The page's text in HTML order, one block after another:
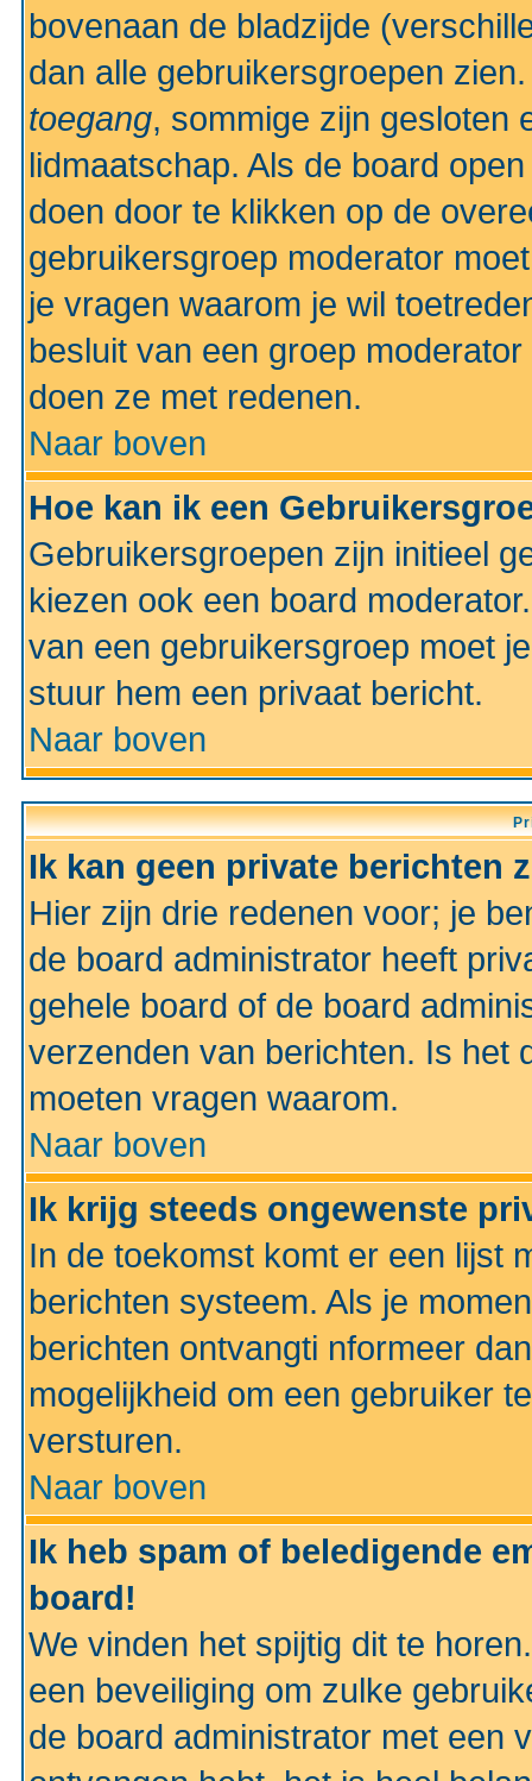
bovenaan de bladzijde
dan alle gebruikersgroepen
toegang, sommige zijn gesloten
lidmaatschap. Als de board
doen door te klikken op de
gebruikersgroep moderator
je vragen waarom je wil
besluit van een groep
doen ze met redenen.
Naar boven
Hoe kan ik een
Gebruikersgroepen zijn initieel
kiezen ook een board
van een gebruikersgroep moet
stuur hem een privaat bericht.
Naar boven
Ik kan geen private berichten
Hier zijn drie redenen voor; je
de board administrator heeft
gehele board of de board
verzenden van berichten. Is het
moeten vragen waarom.
Naar boven
Ik krijg steeds ongewenste
In de toekomst komt er een lijst
berichten systeem. Als je
berichten ontvangti nformeer
mogelijkheid om een gebruiker
versturen.
Naar boven
Ik heb spam of beledigende
board!
We vinden het spijtig dit te
een beveiliging om zulke
de board administrator met een